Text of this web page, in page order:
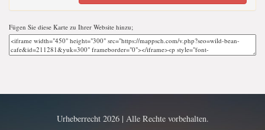
Fügen Sie diese Karte zu Ihrer Website hinzu;
Urheberrecht 2026 | Alle Rechte vorbehalten.